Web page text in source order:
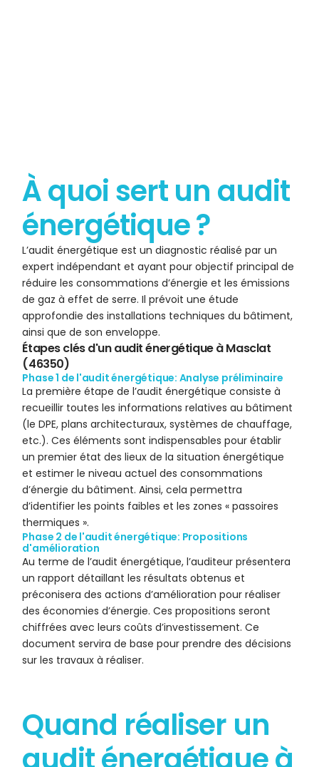
À quoi sert un audit
énergétique ?
L’audit énergétique est un diagnostic réalisé par un
expert indépendant et ayant pour objectif principal de
réduire les consommations d’énergie et les émissions
de gaz à effet de serre. Il prévoit une étude
approfondie des installations techniques du bâtiment,
ainsi que de son enveloppe.
Étapes clés d'un audit énergétique à Masclat
(46350)
Phase 1 de l'audit énergétique: Analyse préliminaire
La première étape de l’audit énergétique consiste à
recueillir toutes les informations relatives au bâtiment
(le DPE, plans architecturaux, systèmes de chauffage,
etc.). Ces éléments sont indispensables pour établir
un premier état des lieux de la situation énergétique
et estimer le niveau actuel des consommations
d’énergie du bâtiment. Ainsi, cela permettra
d’identifier les points faibles et les zones « passoires
thermiques ».
Phase 2 de l'audit énergétique: Propositions
d'amélioration
Au terme de l’audit énergétique, l’auditeur présentera
un rapport détaillant les résultats obtenus et
préconisera des actions d’amélioration pour réaliser
des économies d’énergie. Ces propositions seront
chiffrées avec leurs coûts d’investissement. Ce
document servira de base pour prendre des décisions
sur les travaux à réaliser.
Quand réaliser un